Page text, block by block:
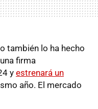
también lo ha hecho
firma
y estrenará un
año. El mercado